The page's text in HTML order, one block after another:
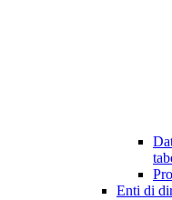
Enti di